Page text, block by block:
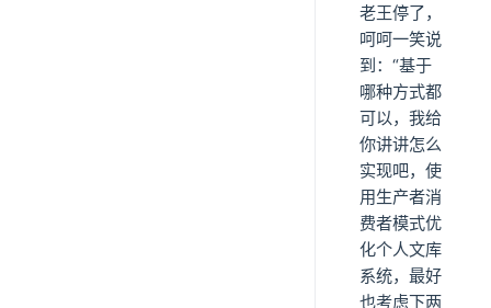
老王停了，
呵呵一笑说
到：“基于
哪种方式都
可以，我给
你讲讲怎么
实现吧，使
用生产者消
费者模式优
化个人文库
系统，最好
也考虑下两